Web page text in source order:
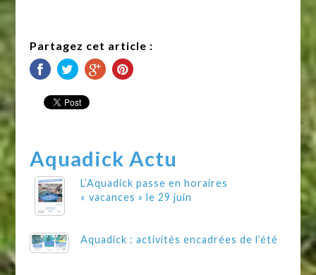
Partagez cet article :
Aquadick Actu
L’Aquadick passe en horaires
« vacances » le 29 juin
Aquadick : activités encadrées de l’été